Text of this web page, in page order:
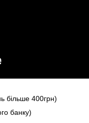
більше 400грн)
банку)